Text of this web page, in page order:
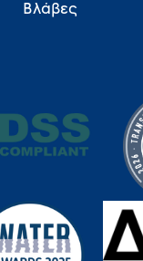
Βλάβες